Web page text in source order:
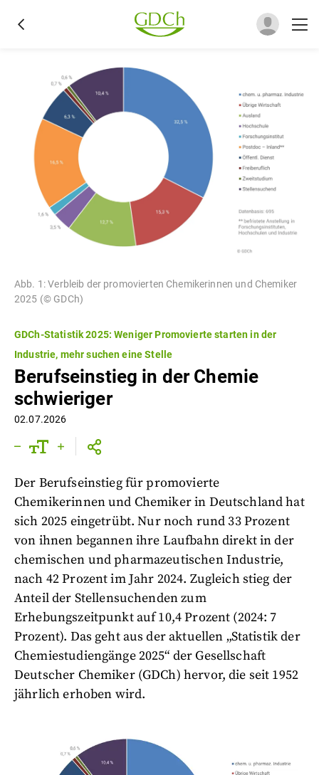
Abb. 1: Verbleib der promovierten Chemikerinnen und Chemiker
2025 (© GDCh)
GDCh-Statistik 2025: Weniger Promovierte starten in der
Industrie, mehr suchen eine Stelle
Berufseinstieg in der Chemie
schwieriger
02.07.2026
Der Berufseinstieg für promovierte
Chemikerinnen und Chemiker in Deutschland hat
sich 2025 eingetrübt. Nur noch rund 33 Prozent
von ihnen begannen ihre Laufbahn direkt in der
chemischen und pharmazeutischen Industrie,
nach 42 Prozent im Jahr 2024. Zugleich stieg der
Anteil der Stellensuchenden zum
Erhebungszeitpunkt auf 10,4 Prozent (2024: 7
Prozent). Das geht aus der aktuellen „Statistik der
Chemiestudiengänge 2025“ der Gesellschaft
Deutscher Chemiker (GDCh) hervor, die seit 1952
jährlich erhoben wird.